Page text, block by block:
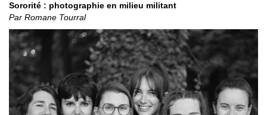
Sororité : photographie en milieu militant
Par Romane Tourral